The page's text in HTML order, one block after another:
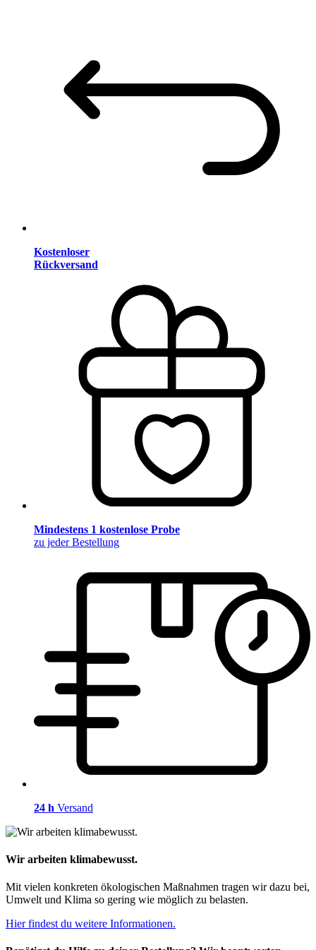
Kostenloser
Rückversand
Mindestens 1 kostenlose Probe
zu jeder Bestellung
24 h Versand
Wir arbeiten klimabewusst.
Mit vielen konkreten ökologischen Maßnahmen tragen wir dazu bei,
Umwelt und Klima so gering wie möglich zu belasten.
Hier findest du weitere Informationen.